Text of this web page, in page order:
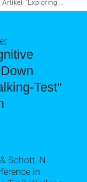
Test"
Schott, N.
in